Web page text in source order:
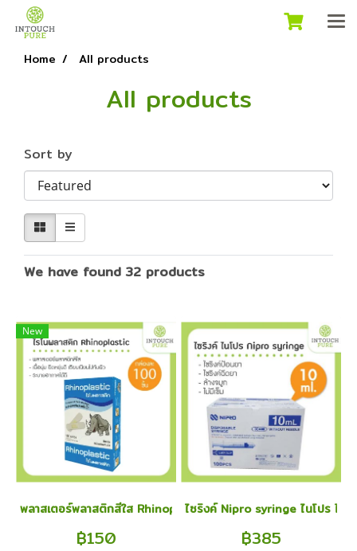
Home All products
All products
Sort by
We have found 32 products
New
พลาสเตอร์พลาสติกสีใส Rhinoplast Elastic 100 ชิ้น
฿150
ไซริงค์ Nipro syringe ไนโปร ไซ
฿385